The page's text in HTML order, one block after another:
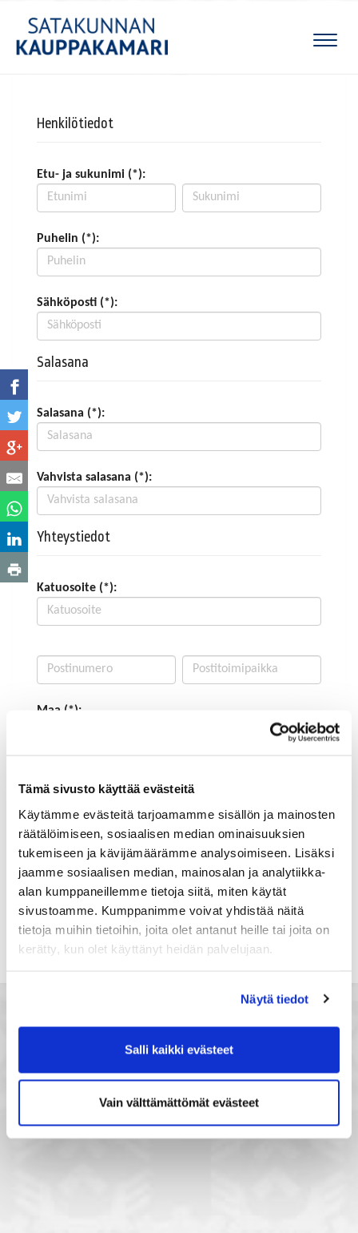
Tämä sivusto käyttää evästeitä
Käytämme evästeitä tarjoamamme sisällön ja mainosten
räätälöimiseen, sosiaalisen median ominaisuuksien
tukemiseen ja kävijämäärämme analysoimiseen. Lisäksi
jaamme sosiaalisen median, mainosalan ja analytiikka-
alan kumppaneillemme tietoja siitä, miten käytät
sivustoamme. Kumppanimme voivat yhdistää näitä
tietoja muihin tietoihin, joita olet antanut heille tai joita on
kerätty, kun olet käyttänyt heidän palvelujaan.
Näytä tiedot
Salli kaikki evästeet
Vain välttämättömät evästeet
Henkilötiedot
Etu- ja sukunimi (*):
Puhelin (*):
Sähköposti (*):
Salasana
Salasana (*):
Vahvista salasana (*):
Yhteystiedot
Katuosoite (*):
Maa (*):
Haluan tilata Satakunnan kauppakamari
uutiskirjeen
Olen lukenut Satakunnan kauppakamarin
tietosuojaselosteenja hyväksyn henkilötietojeni
käsittelyn (*)
(*) Tieto on pakollinen